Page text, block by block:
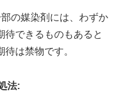
の媒染剤には、わずか
待できるものもあると
は禁物です。
法: